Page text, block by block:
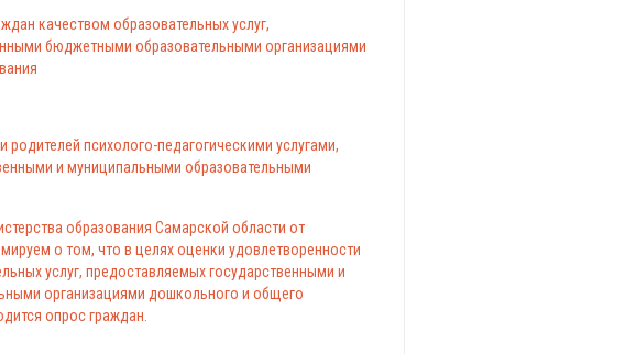
качеством образовательных услуг,
бюджетными образовательными организациями
родителей психолого-педагогическими услугами,
и муниципальными образовательными
образования Самарской области от
о том, что в целях оценки удовлетворенности
услуг, предоставляемых государственными и
организациями дошкольного и общего
опрос граждан.